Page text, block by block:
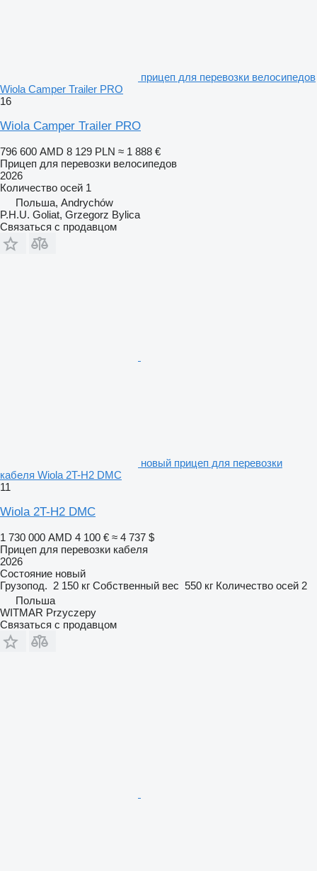
прицеп для перевозки велосипедов
Wiola Camper Trailer PRO
16
Wiola Camper Trailer PRO
796 600 AMD 8 129 PLN ≈ 1 888 €
Прицеп для перевозки велосипедов
2026
Количество осей 1
Польша, Andrychów
P.H.U. Goliat, Grzegorz Bylica
Связаться с продавцом
новый прицеп для перевозки
кабеля Wiola 2T-H2 DMC
11
Wiola 2T-H2 DMC
1 730 000 AMD 4 100 € ≈ 4 737 $
Прицеп для перевозки кабеля
2026
Состояние новый
Грузопод. 2 150 кг Собственный вес 550 кг Количество осей 2
Польша
WITMAR Przyczepy
Связаться с продавцом